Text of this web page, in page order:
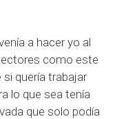
a hacer yo al
como este
quería trabajar
lo que sea tenía
que solo podía